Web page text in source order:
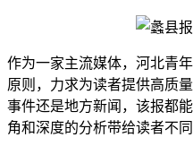
作为一家主流媒体，河北青
原则，力求为读者提供高质
事件还是地方新闻，该报都
角和深度的分析带给读者不同